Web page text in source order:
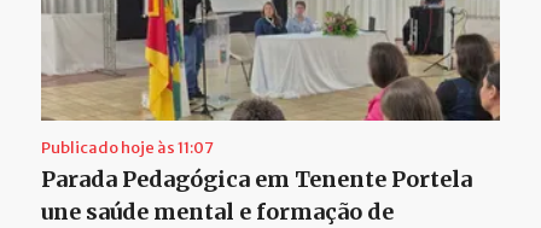
Publicado hoje às 11:07
Parada Pedagógica em Tenente Portela
une saúde mental e formação de